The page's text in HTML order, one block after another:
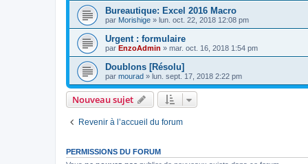
Bureautique: Excel 2016 Macro
par Morishige » lun. oct. 22, 2018 12:08 pm
Urgent : formulaire
par EnzoAdmin » mar. oct. 16, 2018 1:54 pm
Doublons [Résolu]
par mourad » lun. sept. 17, 2018 2:22 pm
Nouveau sujet
Revenir à l’accueil du forum
PERMISSIONS DU FORUM